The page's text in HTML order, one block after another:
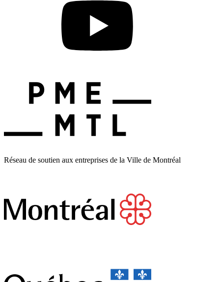
Réseau de soutien aux entreprises de la Ville de Montréal